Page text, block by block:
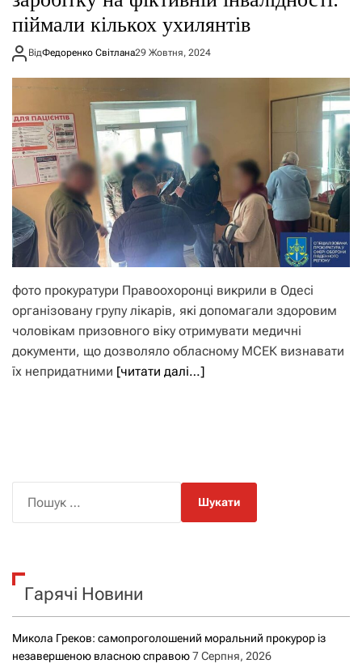
піймали кількох ухилянтів
ВідФедоренко Світлана29 Жовтня, 2024
фото прокуратури Правоохоронці викрили в Одесі
організовану групу лікарів, які допомагали здоровим
чоловікам призовного віку отримувати медичні
документи, що дозволяло обласному МСЕК визнавати
їх непридатними [читати далі…]
к
Гарячі Новини
Микола Греков: самопроголошений моральний прокурор із
незавершеною власною справою7 Серпня, 2026